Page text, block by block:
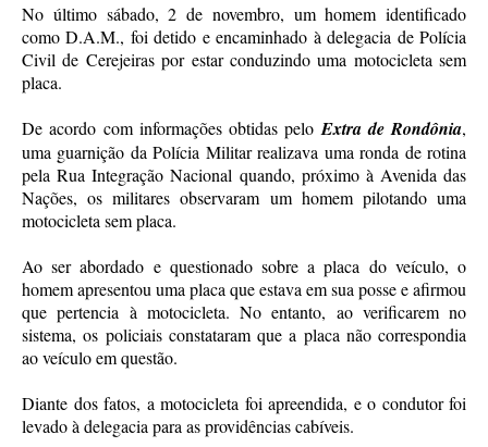
No último sábado, 2 de novembro, um homem identificado
como D.A.M., foi detido e encaminhado à delegacia de Polícia
Civil de Cerejeiras por estar conduzindo uma motocicleta sem
placa.
De acordo com informações obtidas pelo Extra de Rondônia,
uma guarnição da Polícia Militar realizava uma ronda de rotina
pela Rua Integração Nacional quando, próximo à Avenida das
Nações, os militares observaram um homem pilotando uma
motocicleta sem placa.
Ao ser abordado e questionado sobre a placa do veículo, o
homem apresentou uma placa que estava em sua posse e afirmou
que pertencia à motocicleta. No entanto, ao verificarem no
sistema, os policiais constataram que a placa não correspondia
ao veículo em questão.
Diante dos fatos, a motocicleta foi apreendida, e o condutor foi
levado à delegacia para as providências cabíveis.